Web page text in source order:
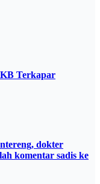
Terkapar
dokter
komentar sadis ke